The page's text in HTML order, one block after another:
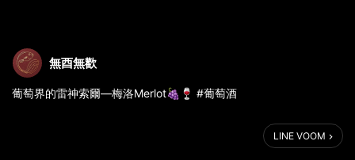
無酉無歡
葡萄界的雷神索爾—梅洛Merlot🍇🍷 #葡萄酒
LINE VOOM